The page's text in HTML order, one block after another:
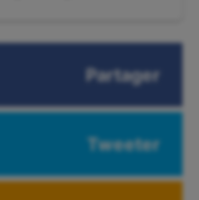
Partager
Tweeter